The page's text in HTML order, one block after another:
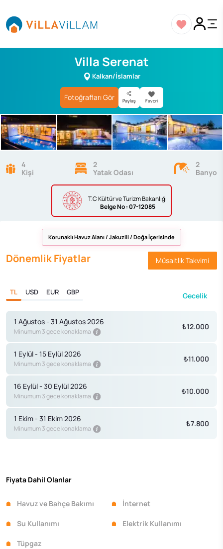
Villa Serenat
Kalkan/İslamlar
Fotoğrafları Gör Paylaş Favori
T.C Kültür ve Turizm Bakanlığı
BelgeNo : 07-12085
4
Kişi
2
Yatak Odası
2
Banyo
Korunaklı Havuz Alanı / Jakuzili / Doğa İçerisinde
Dönemlik Fiyatlar Müsaitlik Takvimi
TL USD EUR GBP Gecelik
1 Ağustos - 31 Ağustos 2026
Minumum 3 gece konaklama
₺12.000
1 Eylül - 15 Eylül 2026
Minumum 3 gece konaklama
₺11.000
16 Eylül - 30 Eylül 2026
Minumum 3 gece konaklama
₺10.000
1 Ekim - 31 Ekim 2026
Minumum 3 gece konaklama
₺7.800
Fiyata Dahil Olanlar
Havuz ve Bahçe Bakımı İnternet
Su Kullanımı Elektrik Kullanımı
Tüpgaz